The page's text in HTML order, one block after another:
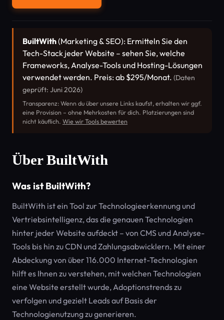
BuiltWith(Marketing & SEO): Ermitteln Sie den
Tech-Stack jeder Website – sehen Sie, welche
Frameworks, Analyse-Tools und Hosting-Lösungen
verwendet werden. Preis: ab $295/Monat. (Daten
geprüft: Juni 2026)
Transparenz: Wenn du über unsere Links kaufst, erhalten wir ggf.
eine Provision – ohne Mehrkosten für dich. Platzierungen sind
nicht käuflich. Wie wir Tools bewerten
Über BuiltWith
Was ist BuiltWith?
BuiltWith ist ein Tool zur Technologieerkennung und
Vertriebsintelligenz, das die genauen Technologien
hinter jeder Website aufdeckt – von CMS und Analyse-
Tools bis hin zu CDN und Zahlungsabwicklern. Mit einer
Abdeckung von über 116.000 Internet-Technologien
hilft es Ihnen zu verstehen, mit welchen Technologien
eine Website erstellt wurde, Adoptionstrends zu
verfolgen und gezielt Leads auf Basis der
Technologienutzung zu generieren.